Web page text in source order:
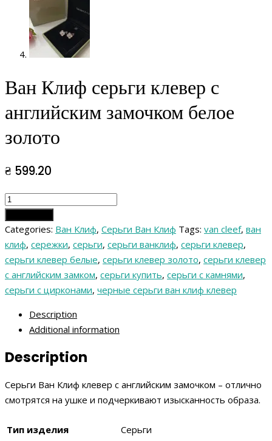
Ван Клиф серьги клевер с
английским замочком белое
золото
₴ 599.20
Ван
Клиф
серьги
клевер
с
английским
замочком
золото
quantity
Categories: Ван Клиф, Серьги Ван Клиф Tags: van cleef, ван
клиф, сережки, серьги, серьги ванклиф, серьги клевер,
серьги клевер белые, серьги клевер золото, серьги клевер
с английским замком, серьги купить, серьги с камнями,
серьги с цирконами, черные серьги ван клиф клевер
Description
Additional information
Description
Серьги Ван Клиф клевер с английским замочком – отлично
смотрятся на ушке и подчеркивают изысканность образа.
Тип изделия Серьги